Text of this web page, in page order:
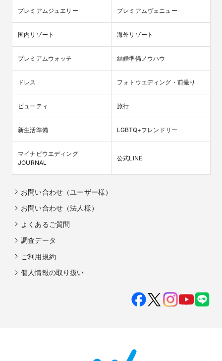
プレミアムジュエリー プレミアムヴェニュー
国内リゾート 海外リゾート
プレミアムウォッチ 結婚準備ノウハウ
ドレス フォトウエディング・前撮り
ビューティ 旅行
新生活準備 LGBTQ+フレンドリー
マイナビウエディング
JOURNAL
公式LINE
お問い合わせ（ユーザー様）
お問い合わせ（法人様）
よくあるご質問
調査データ
ご利用規約
個人情報の取り扱い